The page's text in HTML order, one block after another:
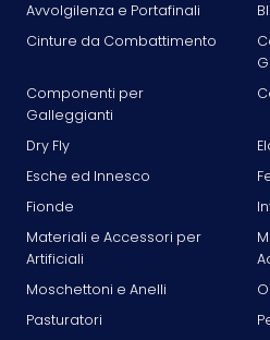
Avvolgilenza e Portafinali
Cinture da Combattimento
Componenti per
Galleggianti
Dry Fly
Esche ed Innesco
Fionde
Materiali e Accessori per
Artificiali
Moschettoni e Anelli
Pasturatori